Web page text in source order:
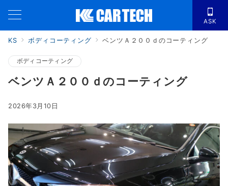
ASK
KS ボディコーティング ベンツＡ２００ｄのコーティング
ボディコーティング
ベンツＡ２００ｄのコーティング
2026年3月10日